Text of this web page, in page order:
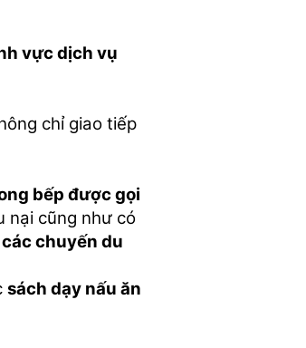
vực dịch vụ
chỉ giao tiếp
bếp được gọi
nại cũng như có
chuyến du
sách dạy nấu ăn